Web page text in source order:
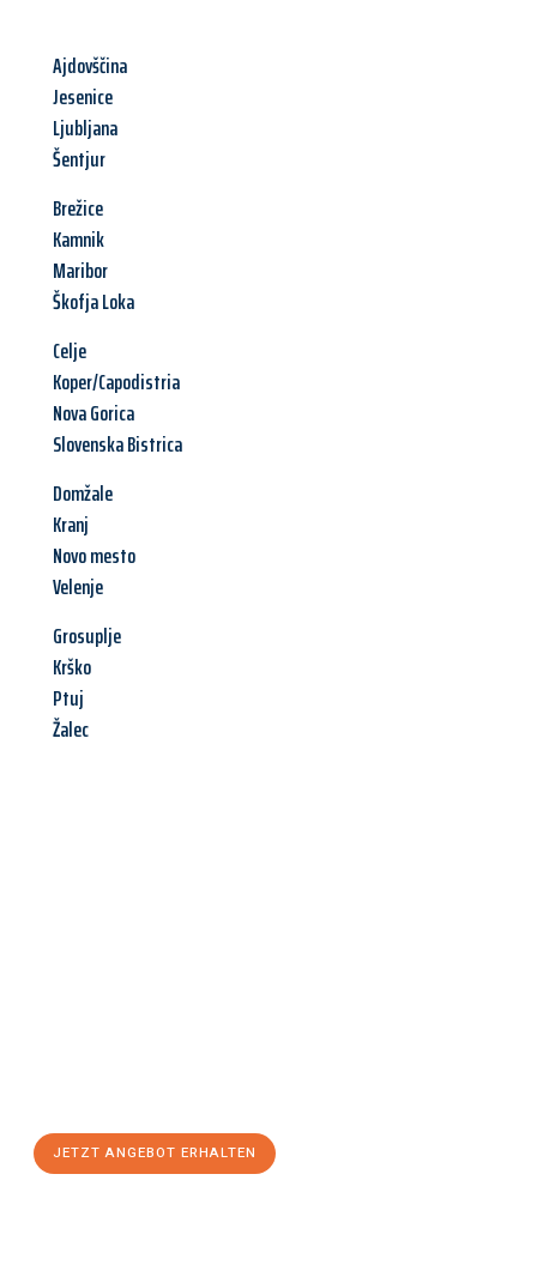
Ajdovščina
Jesenice
Ljubljana
Šentjur
Brežice
Kamnik
Maribor
Škofja Loka
Celje
Koper/Capodistria
Nova Gorica
Slovenska Bistrica
Domžale
Kranj
Novo mesto
Velenje
Grosuplje
Krško
Ptuj
Žalec
JETZT ANGEBOT ERHALTEN